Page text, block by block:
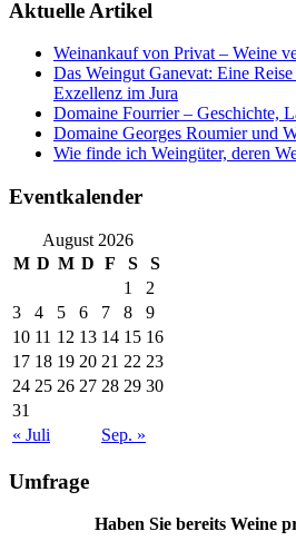
Aktuelle Artikel
Weinankauf von Privat – Weine
Das Weingut Ganevat: Eine
Exzellenz im Jura
Domaine Fourrier – Geschichte,
Domaine Georges Roumier und
Wie finde ich Weingüter, deren
Eventkalender
August 2026
M D M D F S
S
1
2
3
4 5 6 7 8
9
10 11 12 13 14 15 16
17 18 19 20 21 22 23
24 25 26 27 28 29 30
31
« Juli
Sep. »
Umfrage
Haben Sie bereits Weine